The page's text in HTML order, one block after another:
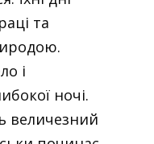
та
і
ночі.
величезний